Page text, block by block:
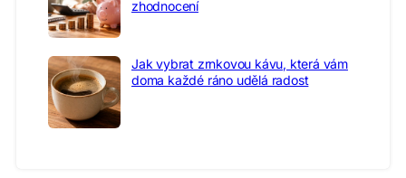
zhodnocení
Jak vybrat zrnkovou kávu, která vám
doma každé ráno udělá radost